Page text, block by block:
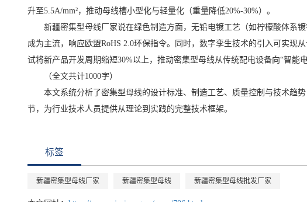
升至5.5A/mm²，推动母线槽小型化与轻量化（重量降低20%-30%）。
新疆密集型母线厂家说在绿色制造方面，无铅电镀工艺（如柠檬酸体系
成为主流，响应欧盟RoHS 2.0环保指令。同时，数字孪生技术的引入可实现
试将新产品开发周期缩短30%以上，推动密集型母线从传统配电设备向“智能
（全文共计1000字）
本文系统分析了密集型母线的设计标准、制造工艺、质量控制与技术趋
节，为行业技术人员提供从理论到实践的完整技术框架。
标签
新疆密集型母线厂家 新疆密集型母线 新疆密集型母线批发厂家